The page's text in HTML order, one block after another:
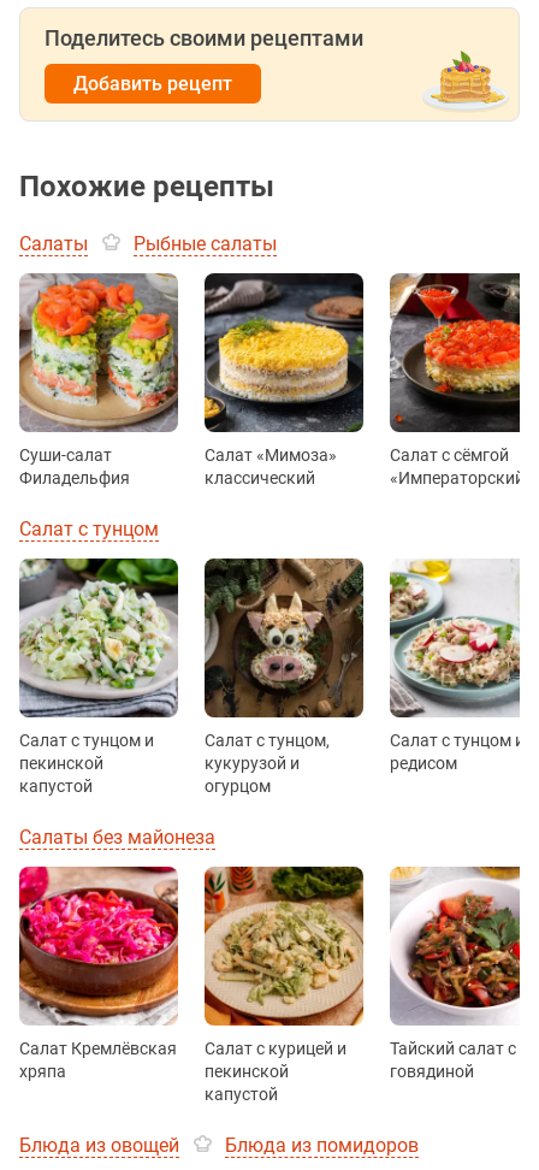
Поделитесь своими рецептами
Добавить рецепт
Похожие рецепты
Салаты Рыбные салаты
Суши-салат
Филадельфия
Салат «Мимоза»
классический
Салат с сёмгой
«Императорский»
Салат с тунцом
Салат с тунцом и
пекинской
капустой
Салат с тунцом,
кукурузой и
огурцом
Салат с тунцом и
редисом
Салаты без майонеза
Салат Кремлёвская
хряпа
Салат с курицей и
пекинской
капустой
Тайский салат с
говядиной
Блюда из овощей Блюда из помидоров